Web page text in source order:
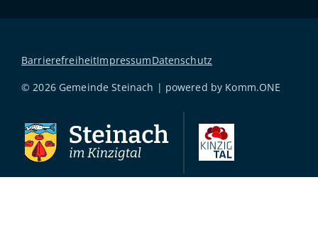
BarrierefreiheitImpressumDatenschutz
© 2026 Gemeinde Steinach | powered by Komm.ONE